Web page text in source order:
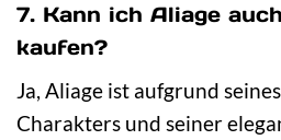
7. Kann ich Aliage
kaufen?
Ja, Aliage ist aufgrund
Charakters und seiner